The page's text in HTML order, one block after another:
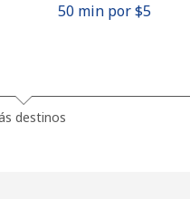
50 min por ⁦$5⁩
destinos